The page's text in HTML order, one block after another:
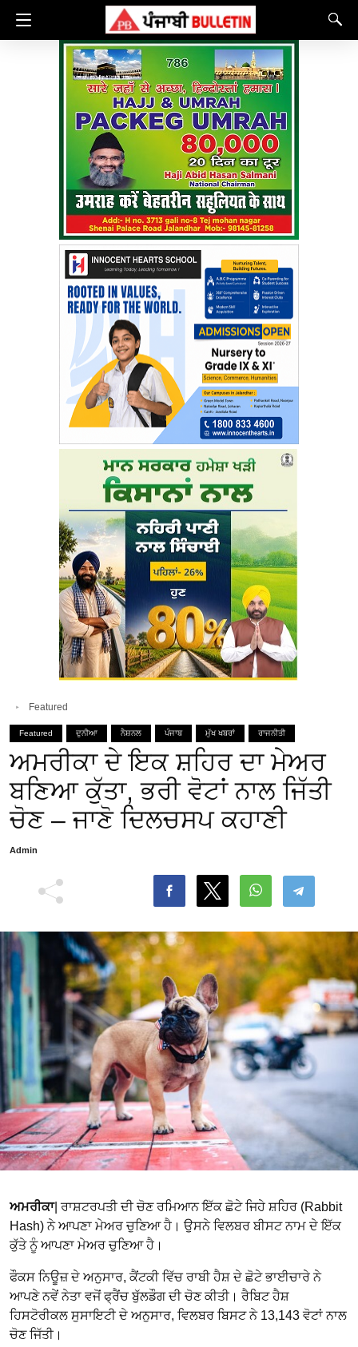
Featured
Featured ਦੁਨੀਆ ਨੈਸ਼ਨਲ ਪੰਜਾਬ ਮੁੱਖ ਖਬਰਾਂ ਰਾਜਨੀਤੀ
ਅਮਰੀਕਾ ਦੇ ਇਕ ਸ਼ਹਿਰ ਦਾ ਮੇਅਰ
ਬਣਿਆ ਕੁੱਤਾ, ਭਰੀ ਵੋਟਾਂ ਨਾਲ ਜਿੱਤੀ
ਚੋਣ – ਜਾਣੋ ਦਿਲਚਸਪ ਕਹਾਣੀ
Admin
ਅਮਰੀਕਾ| ਰਾਸ਼ਟਰਪਤੀ ਦੀ ਚੋਣ ਰਮਿਆਨ ਇੱਕ ਛੋਟੇ ਜਿਹੇ ਸ਼ਹਿਰ (Rabbit
Hash) ਨੇ ਆਪਣਾ ਮੇਅਰ ਚੁਣਿਆ ਹੈ। ਉਸਨੇ ਵਿਲਬਰ ਬੀਸਟ ਨਾਮ ਦੇ ਇੱਕ
ਕੁੱਤੇ ਨੂੰ ਆਪਣਾ ਮੇਅਰ ਚੁਣਿਆ ਹੈ।
ਫੌਕਸ ਨਿਊਜ਼ ਦੇ ਅਨੁਸਾਰ, ਕੈਂਟਕੀ ਵਿੱਚ ਰਾਬੀ ਹੈਸ਼ ਦੇ ਛੋਟੇ ਭਾਈਚਾਰੇ ਨੇ
ਆਪਣੇ ਨਵੇਂ ਨੇਤਾ ਵਜੋਂ ਫ੍ਰੈਂਚ ਬੁੱਲਡੌਗ ਦੀ ਚੋਣ ਕੀਤੀ। ਰੈਬਿਟ ਹੈਸ਼
ਹਿਸਟੋਰੀਕਲ ਸੁਸਾਇਟੀ ਦੇ ਅਨੁਸਾਰ, ਵਿਲਬਰ ਬਿਸਟ ਨੇ 13,143 ਵੋਟਾਂ ਨਾਲ
ਚੋਣ ਜਿੱਤੀ।